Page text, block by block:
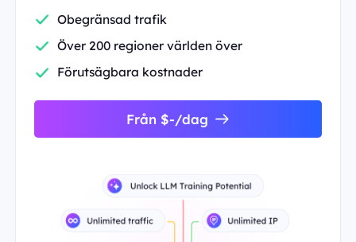
Obegränsad trafik
Över 200 regioner världen över
Förutsägbara kostnader
Från $-/dag